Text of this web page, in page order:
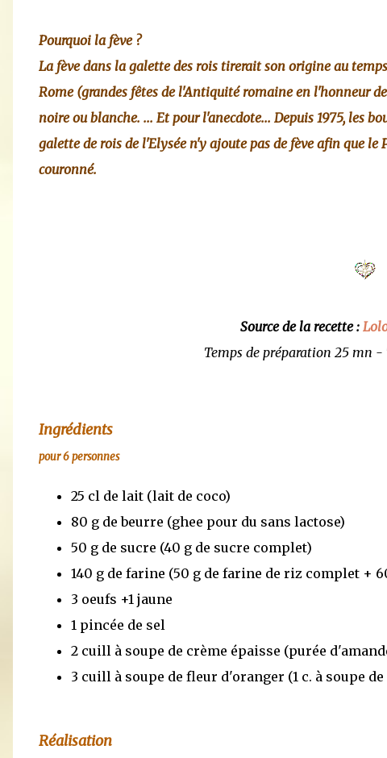
Pourquoi la fève ?
La fève dans la galette des rois tirerait son origine au
Rome (grandes fêtes de l'Antiquité romaine en l'honneur
noire ou blanche. ... Et pour l'anecdote... Depuis 1975, les
galette de rois de l'Elysée n'y ajoute pas de fève afin que le
couronné.
Source de la recette :
Temps de préparation 25 mn -
Ingrédients
pour 6 personnes
25 cl de lait (lait de coco)
80 g de beurre (ghee pour du sans lactose)
50 g de sucre (40 g de sucre complet)
140 g de farine (50 g de farine de riz complet +
3 oeufs +1 jaune
1 pincée de sel
2 cuill à soupe de crème épaisse (purée
3 cuill à soupe de fleur d'oranger (1 c. à soupe
Réalisation